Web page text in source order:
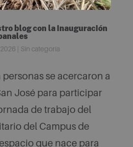
blog con la inauguración
Sin categoría
personas se acercaron a
José para participar
de trabajo del
del Campus de
que nace para